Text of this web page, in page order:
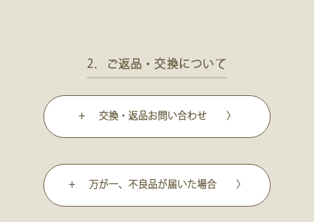
2．ご返品・交換について
+ 交換・返品お問い合わせ 〉
+ 万が一、不良品が届いた場合 〉